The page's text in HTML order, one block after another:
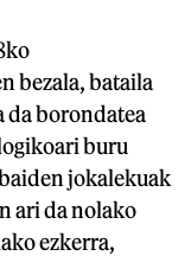
bezala, bataila
da borondatea
buru
jokalekuak
ari da nolako
ezkerra,